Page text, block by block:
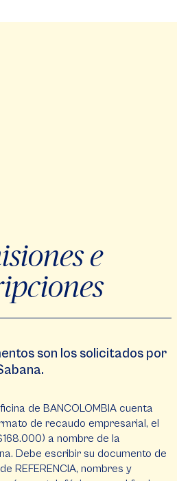
e
son los solicitados por
de BANCOLOMBIA cuenta
de recaudo empresarial, el
a nombre de la
Debe escribir su documento de
REFERENCIA, nombres y